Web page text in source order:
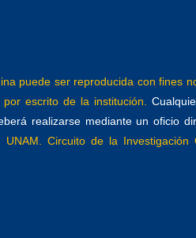
puede ser reproducida con fines
por escrito de la institución.
realizarse mediante un oficio
Circuito de la Investigación